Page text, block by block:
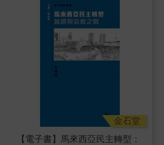
金石堂
【電子書】馬來西亞民主轉型：